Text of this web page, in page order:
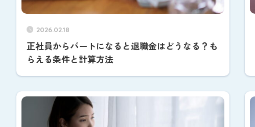
2026.02.18
正社員からパートになると退職金はどうなる？も
らえる条件と計算方法